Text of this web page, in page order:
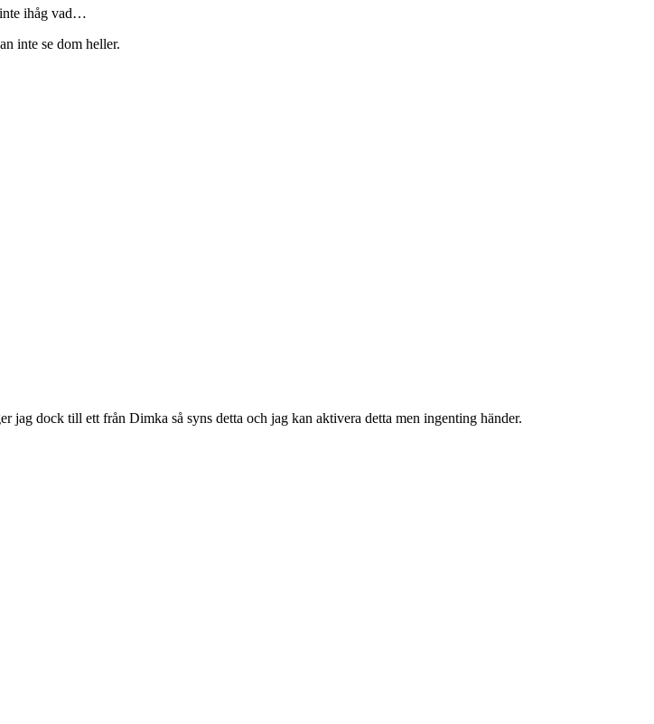
inte ihåg vad…
inte se dom heller.
dock till ett från Dimka så syns detta och jag kan aktivera detta men ingenting händer.